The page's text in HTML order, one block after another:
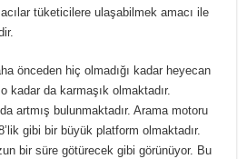
tüketicilere ulaşabilmek amacı ile
önceden hiç olmadığı kadar heyecan
kadar da karmaşık olmaktadır.
artmış bulunmaktadır. Arama motoru
gibi bir büyük platform olmaktadır.
bir süre götürecek gibi görünüyor. Bu